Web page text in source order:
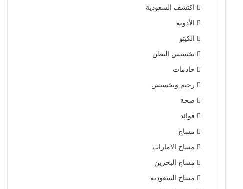
اكتشف السعودية
الأدوية
الكيتو
تخسيس البطن
خادمات
رجيم وتخسيس
صحة
فوائد
مساج
مساج الامارات
مساج البحرين
مساج السعودية